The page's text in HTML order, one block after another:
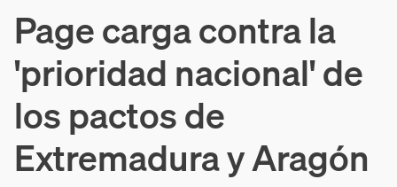
Page carga contra la
'prioridad nacional' de
los pactos de
Extremadura y Aragón